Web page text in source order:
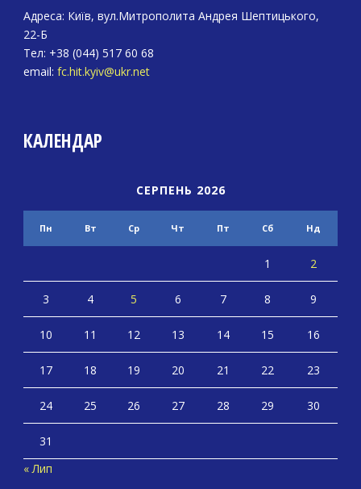
Адреса: Київ, вул.Митрополита Андрея Шептицького,
22-Б
Тел: +38 (044) 517 60 68
email: fc.hit.kyiv@ukr.net
КАЛЕНДАР
СЕРПЕНЬ 2026
Пн Вт Ср Чт Пт Сб Нд
1 2
3 4 5 6 7 8 9
10 11 12 13 14 15 16
17 18 19 20 21 22 23
24 25 26 27 28 29 30
31
« Лип